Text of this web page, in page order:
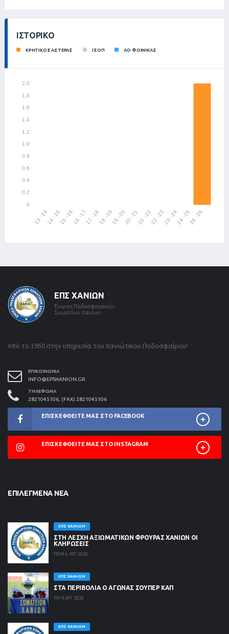
ΙΣΤΟΡΙΚΌ
ΚΡΗΤΙΚΟΣ ΑΣΤΕΡΑΣ ΙΣΟΠ ΑΟ ΦΟΙΝΙΚΑΣ
ΕΠΣ ΧΑΝΊΩΝ
Ένωση Ποδοσφαιρικών
Σωματίων Χανίων
Από το 1950 στην υπηρεσία του Χανιώτικου Ποδοσφαίρου!
ΕΠΙΚΟΙΝΩΝΊΑ
INFO@EPSHANION.GR
ΤΗΛΈΦΩΝΑ
2821045106, (FAX) 2821045106
ΕΠΙΣΚΕΦΘΕΊΤΕ ΜΑΣ ΣΤΟ FACEBOOK
ΕΠΙΣΚΕΦΘΕΊΤΕ ΜΑΣ ΣΤΟ INSTAGRAM
ΕΠΙΛΕΓΜΈΝΑ ΝΈΑ
ΕΠΣ ΧΑΝΊΩΝ
ΣΤΗ ΛΈΣΧΗ ΑΞΙΩΜΑΤΙΚΏΝ ΦΡΟΥΡΆΣ ΧΑΝΊΩΝ ΟΙ
ΚΛΗΡΏΣΕΙΣ
ΠΕΜ 6 ΑΥΓ 2026
ΕΠΣ ΧΑΝΊΩΝ
ΣΤΑ ΠΕΡΙΒΟΛΙΑ Ο ΑΓΩΝΑΣ ΣΟΥΠΕΡ ΚΑΠ
ΤΡΙ 4 ΑΥΓ 2026
ΕΠΣ ΧΑΝΊΩΝ